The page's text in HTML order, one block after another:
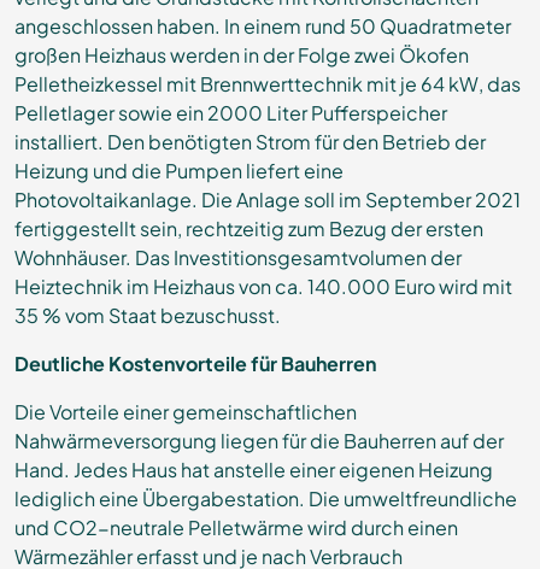
angeschlossen haben. In einem rund 50 Quadratmeter
großen Heizhaus werden in der Folge zwei Ökofen
Pelletheizkessel mit Brennwerttechnik mit je 64 kW, das
Pelletlager sowie ein 2000 Liter Pufferspeicher
installiert. Den benötigten Strom für den Betrieb der
Heizung und die Pumpen liefert eine
Photovoltaikanlage. Die Anlage soll im September 2021
fertiggestellt sein, rechtzeitig zum Bezug der ersten
Wohnhäuser. Das Investitionsgesamtvolumen der
Heiztechnik im Heizhaus von ca. 140.000 Euro wird mit
35 % vom Staat bezuschusst.
Deutliche Kostenvorteile für Bauherren
Die Vorteile einer gemeinschaftlichen
Nahwärmeversorgung liegen für die Bauherren auf der
Hand. Jedes Haus hat anstelle einer eigenen Heizung
lediglich eine Übergabestation. Die umweltfreundliche
und CO2-neutrale Pelletwärme wird durch einen
Wärmezähler erfasst und je nach Verbrauch